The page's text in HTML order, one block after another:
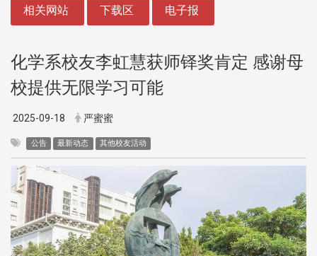
相关网站 下载区 电子报
化学系校友李虹慧获师铎奖肯定 感谢母
校提供无限学习可能
2025-09-18 严蜜蜜
公告 最新动态 其他校友活动